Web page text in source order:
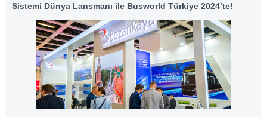
Sistemi Dünya Lansmanı ile Busworld Türkiye 2024’te!